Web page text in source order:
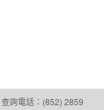
查詢電話：(852) 2859